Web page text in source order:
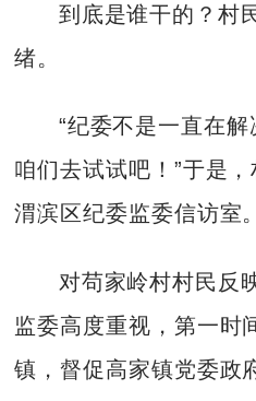
到底是谁干的？村
绪。
“纪委不是一直在解
咱们去试试吧！”于是
渭滨区纪委监委信访室。
对苟家岭村村民反
监委高度重视，第一时
镇，督促高家镇党委政